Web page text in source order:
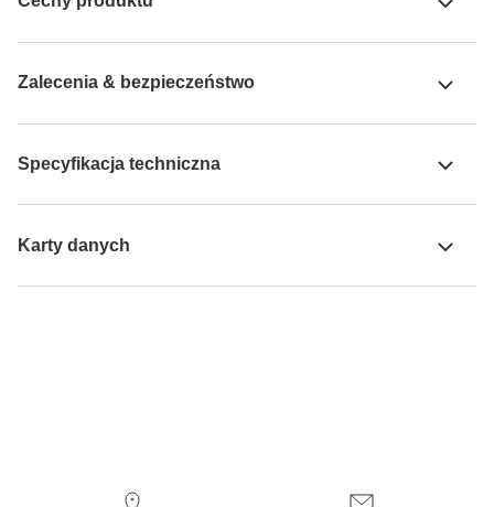
Zalecenia & bezpieczeństwo
Specyfikacja techniczna
Karty danych